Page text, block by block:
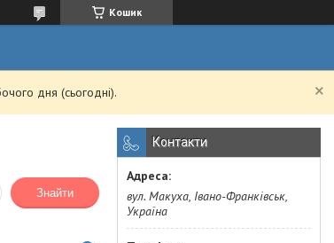
Кошик
дня (сьогодні).
Знайти
Контакти
вул. Макуха, Івано-Франківськ,
Україна